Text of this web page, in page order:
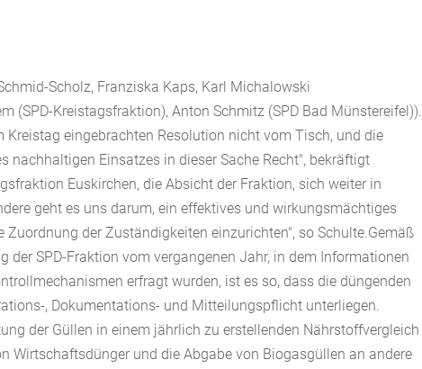
Scholz, Franziska Kaps, Karl Michalowski
(SPD-Kreistagsfraktion), Anton Schmitz (SPD Bad Münstereifel)).
eingebrachten Resolution nicht vom Tisch, und die
Einsatzes in dieser Sache Recht", bekräftigt
Euskirchen, die Absicht der Fraktion, sich weiter in
geht es uns darum, ein effektives und wirkungsmächtiges
der Zuständigkeiten einzurichten", so Schulte.Gemäß
der SPD-Fraktion vom vergangenen Jahr, in dem Informationen
erfragt wurden, ist es so, dass die düngenden
, Dokumentations- und Mitteilungspflicht unterliegen.
der Güllen in einem jährlich zu erstellenden Nährstoffvergleich
Wirtschaftsdünger und die Abgabe von Biogasgüllen an andere